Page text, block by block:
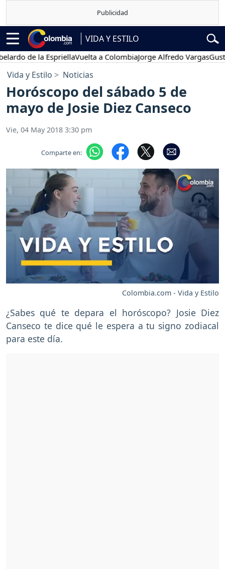
VIDA Y ESTILO
de la EspriellaVuelta a ColombiaJorge Alfredo VargasGustavo
Vida y Estilo Noticias
Horóscopo del sábado 5 de
mayo de Josie Diez Canseco
Vie, 04 May 2018 3:30 pm
Comparte en:
Colombia.com - Vida y Estilo
¿Sabes qué te depara el horóscopo? Josie Diez
Canseco te dice qué le espera a tu signo zodiacal
para este día.